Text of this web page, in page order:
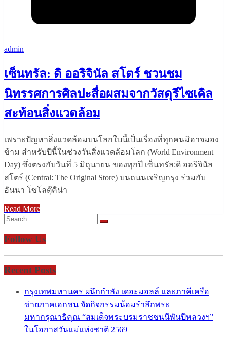
admin
เซ็นทรัล: ดิ ออริจินัล สโตร์ ชวนชม
นิทรรศการศิลปะสื่อผสมจากวัสดุรีไซเคิล
สะท้อนสิ่งแวดล้อม
เพราะปัญหาสิ่งแวดล้อมบนโลกใบนี้เป็นเรื่องที่ทุกคนมิอาจมอง
ข้าม สำหรับปีนี้ในช่วงวันสิ่งแวดล้อมโลก (World Environment
Day) ซึ่งตรงกับวันที่ 5 มิถุนายน ของทุกปี เซ็นทรัล:ดิ ออริจินัล
สโตร์ (Central: The Original Store) บนถนนเจริญกรุง ร่วมกับ
อันนา โซโลตุ๊คิน่า
Read More
Follow Us
Recent Posts
กรุงเทพมหานคร ผนึกกำลัง เดอะมอลล์ และภาคีเครือ
ข่ายภาคเอกชน จัดกิจกรรมน้อมรำลึกพระ
มหากรุณาธิคุณ “สมเด็จพระบรมราชชนนีพันปีหลวงฯ”
ในโอกาสวันแม่แห่งชาติ 2569